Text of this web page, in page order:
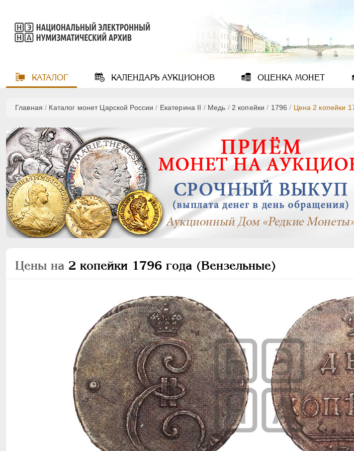
КАТАЛОГ КАЛЕНДАРЬАУКЦИОНОВ ОЦЕНКА МОНЕТ
Главная / Каталог монет Царской России / Екатерина II / Медь / 2 копейки / 1796 / Цена 2 копейки
Цены на 2 копейки 1796 года (Вензельные)